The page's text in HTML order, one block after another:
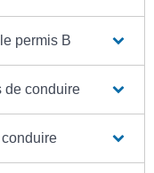
permis B
de conduire